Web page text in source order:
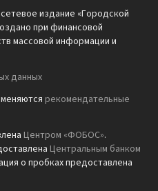
издание «Городской
при финансовой
массовой информации и
данных
рекомендательные
Центром «ФОБОС».
Центральным банком
о пробках предоставлена